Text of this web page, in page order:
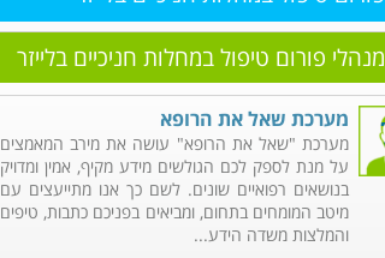
מנהלי פורום טיפול במחלות חניכיים בלייזר
מערכת שאל את הרופא
מערכת "שאל את הרופא" עושה את מירב המאמצים
על מנת לספק לכם הגולשים מידע מקיף, אמין ומדויק
בנושאים רפואיים שונים. לשם כך אנו מתייעצים עם
מיטב המומחים בתחום, ומביאים בפניכם כתבות, טיפים
והמלצות משדה הידע...